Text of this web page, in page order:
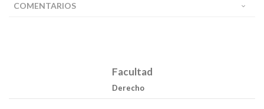
COMENTARIOS
Facultad
Derecho